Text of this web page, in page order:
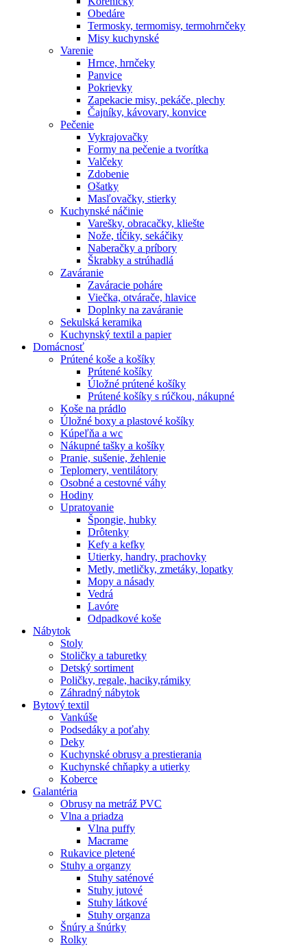
Obedáre
Termosky, termomisy, termohrnčeky
Misy kuchynské
Varenie
Hrnce, hrnčeky
Panvice
Pokrievky
Zapekacie misy, pekáče, plechy
Čajníky, kávovary, konvice
Pečenie
Vykrajovačky
Formy na pečenie a tvorítka
Valčeky
Zdobenie
Ošatky
Masľovačky, stierky
Kuchynské náčinie
Varešky, obracačky, kliešte
Nože, tĺčiky, sekáčiky
Naberačky a príbory
Škrabky a strúhadlá
Zaváranie
Zaváracie poháre
Viečka, otvárače, hlavice
Doplnky na zaváranie
Sekulská keramika
Kuchynský textil a papier
Domácnosť
Prútené koše a košíky
Prútené košíky
Úložné prútené košíky
Prútené košíky s rúčkou, nákupné
Koše na prádlo
Úložné boxy a plastové košíky
Kúpeľňa a wc
Nákupné tašky a košíky
Pranie, sušenie, žehlenie
Teplomery, ventilátory
Osobné a cestovné váhy
Hodiny
Upratovanie
Špongie, hubky
Drôtenky
Kefy a kefky
Utierky, handry, prachovky
Metly, metličky, zmetáky, lopatky
Mopy a násady
Vedrá
Lavóre
Odpadkové koše
Nábytok
Stoly
Stoličky a taburetky
Detský sortiment
Poličky, regale, haciky,rámiky
Záhradný nábytok
Bytový textil
Vankúše
Podsedáky a poťahy
Deky
Kuchynské obrusy a prestierania
Kuchynské chňapky a utierky
Koberce
Galantéria
Obrusy na metráž PVC
Vlna a priadza
Vlna puffy
Macrame
Rukavice pletené
Stuhy a organzy
Stuhy saténové
Stuhy jutové
Stuhy látkové
Stuhy organza
Šnúry a šnúrky
Rolky